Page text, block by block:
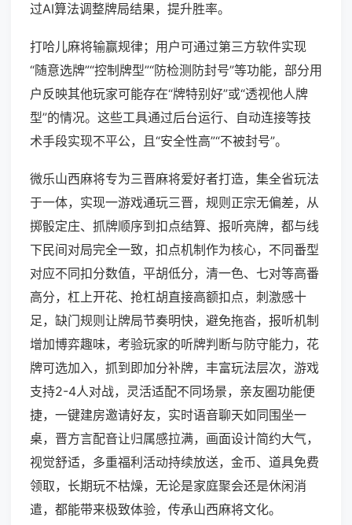
过AI算法调整牌局结果，提升胜率。
打哈儿麻将输赢规律；用户可通过第三方软件实现
“随意选牌”“控制牌型”“防检测防封号”等功能，部分用
户反映其他玩家可能存在“牌特别好”或“透视他人牌
型”的情况。这些工具通过后台运行、自动连接等技
术手段实现不平公，且“安全性高”“不被封号”。
微乐山西麻将专为三晋麻将爱好者打造，集全省玩法
于一体，实现一游戏通玩三晋，规则正宗无偏差，从
掷骰定庄、抓牌顺序到扣点结算、报听亮牌，都与线
下民间对局完全一致，扣点机制作为核心，不同番型
对应不同扣分数值，平胡低分，清一色、七对等高番
高分，杠上开花、抢杠胡直接高额扣点，刺激感十
足，缺门规则让牌局节奏明快，避免拖沓，报听机制
增加博弈趣味，考验玩家的听牌判断与防守能力，花
牌可选加入，抓到即加分补牌，丰富玩法层次，游戏
支持2-4人对战，灵活适配不同场景，亲友圈功能便
捷，一键建房邀请好友，实时语音聊天如同围坐一
桌，晋方言配音让归属感拉满，画面设计简约大气，
视觉舒适，多重福利活动持续放送，金币、道具免费
领取，长期玩不枯燥，无论是家庭聚会还是休闲消
遣，都能带来极致体验，传承山西麻将文化。